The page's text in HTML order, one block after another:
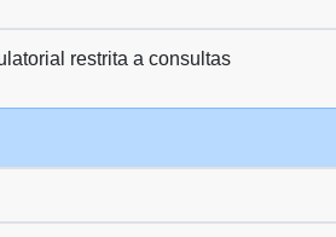
restrita a consultas